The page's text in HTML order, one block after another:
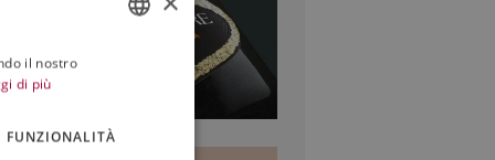
il nostro
di più
FUNZIONALITÀ